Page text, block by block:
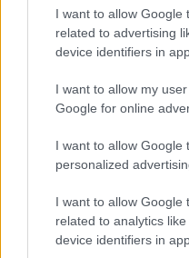
I want to allow Google
related to advertising
device identifiers in
I want to allow my
Google for online
I want to allow Google
personalized
I want to allow Google
related to analytics
device identifiers in
LEGOLVASOTTABB
Indul a
erősítő